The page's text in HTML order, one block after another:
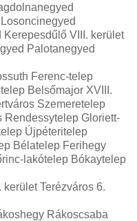
VIII. kerület
Palotanegyed
Ferenc-telep
Belsőmajor XVIII.
Szemeretelep
Rendessytelep Gloriett-
Újpéteritelep
Bélatelep Ferihegy
lakótelep Bókaytelep
Terézváros 6.
Rákoscsaba